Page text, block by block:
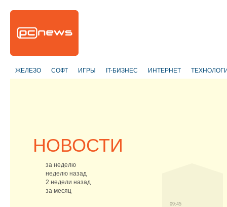
ЖЕЛЕЗО СОФТ ИГРЫ IT-БИЗНЕС ИНТЕРНЕТ
НОВОСТИ
за неделю
неделю назад
2 недели назад
за месяц
09:45